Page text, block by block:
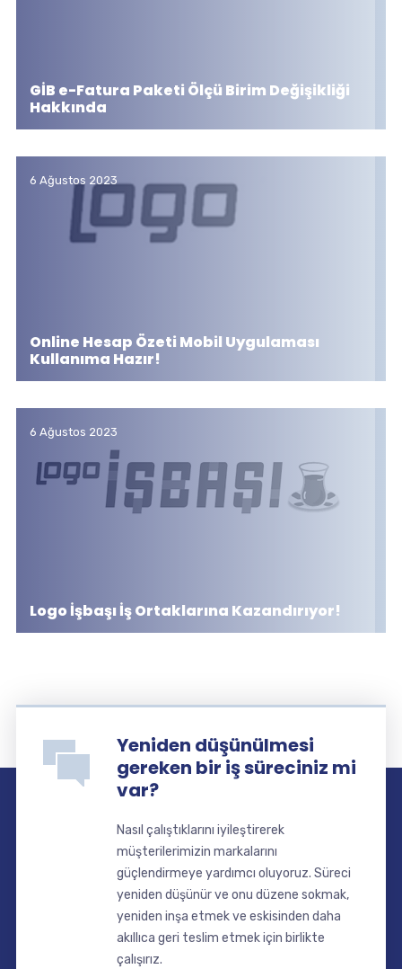
GİB e-Fatura Paketi Ölçü Birim Değişikliği
Hakkında
6 Ağustos 2023
Online Hesap Özeti Mobil Uygulaması
Kullanıma Hazır!
6 Ağustos 2023
Logo İşbaşı İş Ortaklarına Kazandırıyor!
Yeniden düşünülmesi
gereken bir iş süreciniz mi
var?
Nasıl çalıştıklarını iyileştirerek
müşterilerimizin markalarını
güçlendirmeye yardımcı oluyoruz. Süreci
yeniden düşünür ve onu düzene sokmak,
yeniden inşa etmek ve eskisinden daha
akıllıca geri teslim etmek için birlikte
çalışırız.